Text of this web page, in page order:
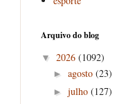
Arquivo do blog
▼ 2026 (1092)
► agosto (23)
► julho (127)